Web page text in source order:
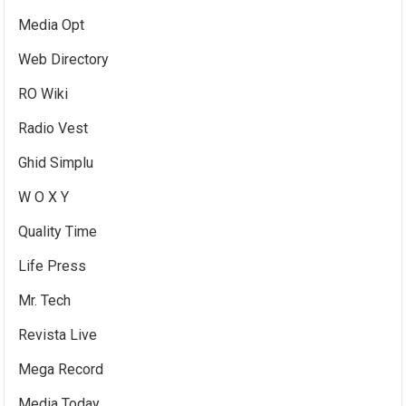
Media Opt
Web Directory
RO Wiki
Radio Vest
Ghid Simplu
W O X Y
Quality Time
Life Press
Mr. Tech
Revista Live
Mega Record